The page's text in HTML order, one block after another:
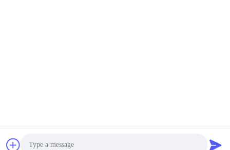
Obtenez le meilleur prix